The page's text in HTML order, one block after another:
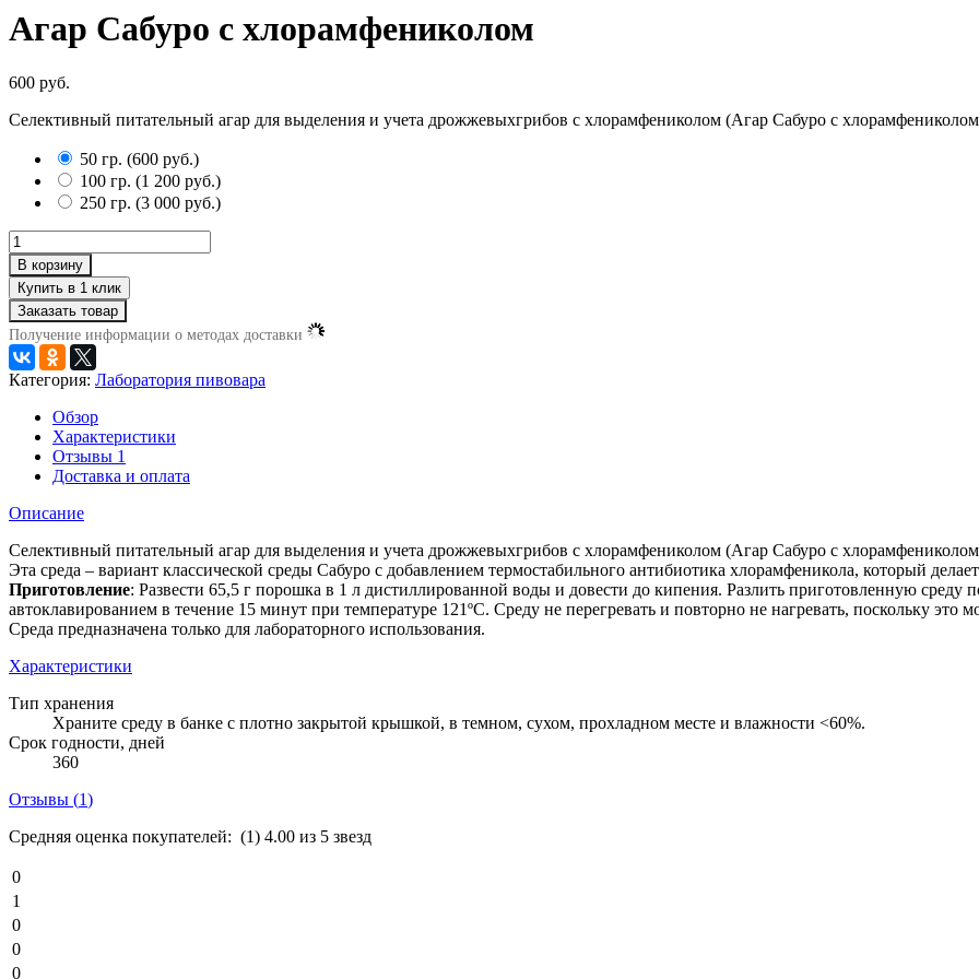
Агар Сабуро с хлорамфениколом
600 руб.
Селективный питательный агар для выделения и учета дрожжевыхгрибов с хлорамфениколом (Агар Сабуро с
50 гр. (600 руб.)
100 гр. (1 200 руб.)
250 гр. (3 000 руб.)
В корзину
Заказать товар
Получение информации о методах доставки
Категория: Лаборатория пивовара
Обзор
Характеристики
Отзывы 1
Доставка и оплата
Описание
Селективный питательный агар для выделения и учета дрожжевыхгрибов с хлорамфениколом (Агар Сабуро с
Эта среда – вариант классической среды Сабуро с добавлением термостабильного антибиотика хлорамфеникола, который
Приготовление: Развести 65,5 г порошка в 1 л дистиллированной воды и довести до кипения. Разлить приготовленную среду
автоклавированием в течение 15 минут при температуре 121ºС. Среду не перегревать и повторно не нагревать, поскольку это
Среда предназначена только для лабораторного использования.
Характеристики
Тип хранения
Храните среду в банке с плотно закрытой крышкой, в темном, сухом, прохладном месте и влажности <60%.
Срок годности, дней
360
Отзывы (1)
Средняя оценка покупателей: (1) 4.00 из 5 звезд
0
1
0
0
0